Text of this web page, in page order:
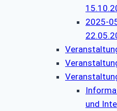
2025-
und